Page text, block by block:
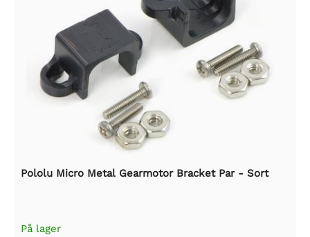
Pololu Micro Metal Gearmotor Bracket Par - Sort
På lager